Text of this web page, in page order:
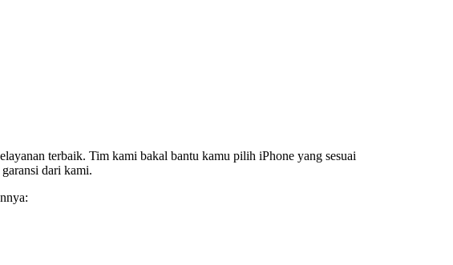
terbaik. Tim kami bakal bantu kamu pilih iPhone yang sesuai
dari kami.